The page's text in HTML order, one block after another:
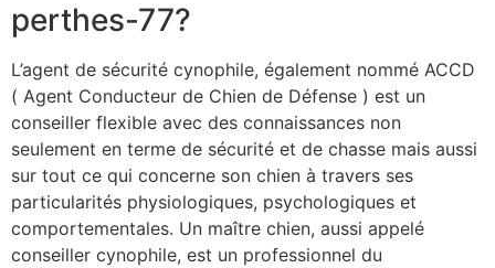
perthes-77?
L’agent de sécurité cynophile, également nommé ACCD
( Agent Conducteur de Chien de Défense ) est un
conseiller flexible avec des connaissances non
seulement en terme de sécurité et de chasse mais aussi
sur tout ce qui concerne son chien à travers ses
particularités physiologiques, psychologiques et
comportementales. Un maître chien, aussi appelé
conseiller cynophile, est un professionnel du